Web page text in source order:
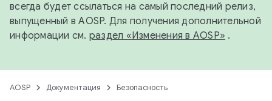
всегда будет ссылаться на самый последний релиз,
выпущенный в AOSP. Для получения дополнительной
информации см. раздел «Изменения в AOSP» .
AOSP Документация Безопасность